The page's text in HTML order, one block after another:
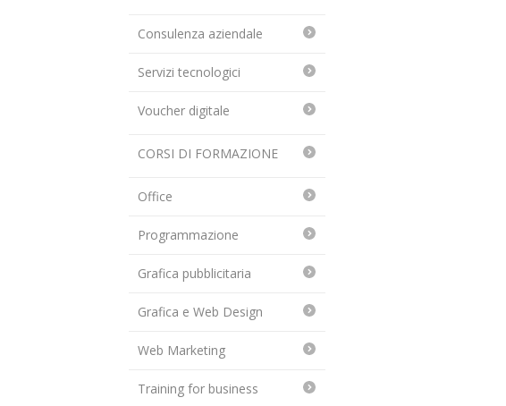
Consulenza aziendale
Servizi tecnologici
Voucher digitale
CORSI DI FORMAZIONE
Office
Programmazione
Grafica pubblicitaria
Grafica e Web Design
Web Marketing
Training for business